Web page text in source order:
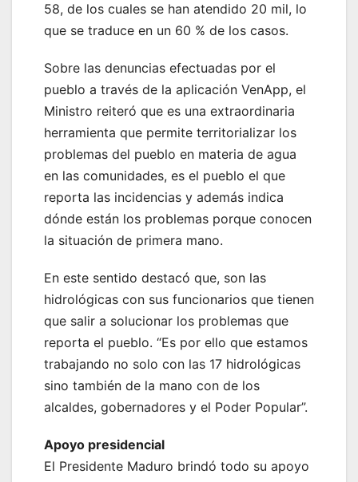
58, de los cuales se han atendido 20 mil, lo
que se traduce en un 60 % de los casos.
Sobre las denuncias efectuadas por el
pueblo a través de la aplicación VenApp, el
Ministro reiteró que es una extraordinaria
herramienta que permite territorializar los
problemas del pueblo en materia de agua
en las comunidades, es el pueblo el que
reporta las incidencias y además indica
dónde están los problemas porque conocen
la situación de primera mano.
En este sentido destacó que, son las
hidrológicas con sus funcionarios que tienen
que salir a solucionar los problemas que
reporta el pueblo. “Es por ello que estamos
trabajando no solo con las 17 hidrológicas
sino también de la mano con de los
alcaldes, gobernadores y el Poder Popular”.
Apoyo presidencial
El Presidente Maduro brindó todo su apoyo